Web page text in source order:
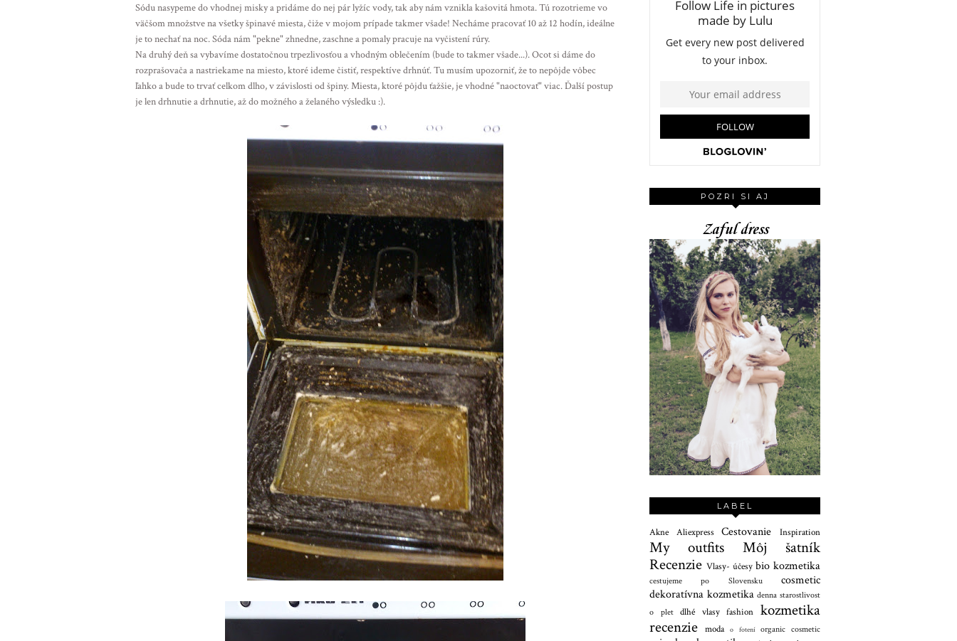
Sódu nasypeme do vhodnej misky a pridáme do nej pár lyžíc vody, tak aby nám vznikla kašovitá hmota. Tú rozotrieme vo
väčšom množstve na všetky špinavé miesta, čiže v mojom prípade takmer všade! Necháme pracovať 10 až 12 hodín, ideálne
je to nechať na noc. Sóda nám "pekne" zhnedne, zaschne a pomaly pracuje na vyčistení rúry.
Na druhý deň sa vybavíme dostatočnou trpezlivosťou a vhodným oblečením (bude to takmer všade...). Ocot si dáme do
rozprašovača a nastriekame na miesto, ktoré ideme čistiť, respektíve drhnúť. Tu musím upozorniť, že to nepôjde vôbec
ľahko a bude to trvať celkom dlho, v závislosti od špiny. Miesta, ktoré pôjdu ťažšie, je vhodné "naoctovať" viac. Ďalší postup
je len drhnutie a drhnutie, až do možného a želaného výsledku :).
POZRI SI AJ
Zaful dress
LABEL
Akne Aliexpress Cestovanie Inspiration
My outfits
Môj šatník
Recenzie Vlasy- účesy bio kozmetika
cestujeme po Slovensku
cosmetic
dekoratívna kozmetika denna starostlivost
o plet
dlhé vlasy fashion kozmetika
recenzie
moda o fotení organic cosmetic